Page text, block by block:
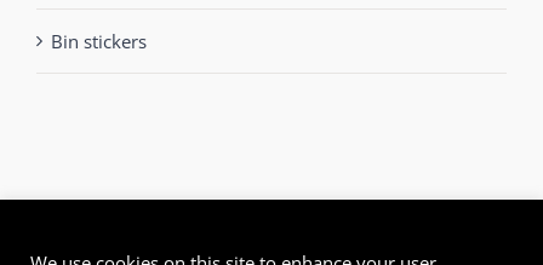
Bin stickers